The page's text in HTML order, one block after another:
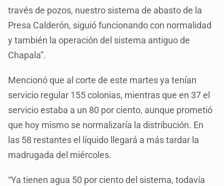
través de pozos, nuestro sistema de abasto de la
Presa Calderón, siguió funcionando con normalidad
y también la operación del sistema antiguo de
Chapala”.
Mencionó que al corte de este martes ya tenían
servicio regular 155 colonias, mientras que en 37 el
servicio estaba a un 80 por ciento, aunque prometió
que hoy mismo se normalizaría la distribución. En
las 58 restantes el líquido llegará a más tardar la
madrugada del miércoles.
“Ya tienen agua 50 por ciento del sistema, todavía